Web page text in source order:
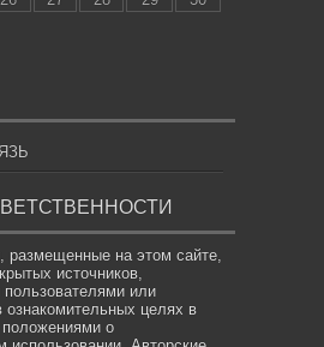
размещенные на этом сайте,
источников,
или
ознакомительных целях в
положениями о